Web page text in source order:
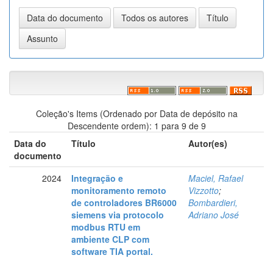
Coleção's Items (Ordenado por Data de depósito na
Descendente ordem): 1 para 9 de 9
Data do
documento
Título Autor(es)
2024
Integração e
monitoramento remoto
de controladores BR6000
siemens via protocolo
modbus RTU em
ambiente CLP com
software TIA portal.
Maciel, Rafael
Vizzotto;
Bombardieri,
Adriano José